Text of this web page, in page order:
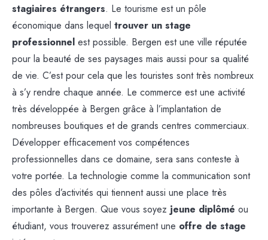
stagiaires étrangers. Le tourisme est un pôle
économique dans lequel trouver un stage
professionnel est possible. Bergen est une ville réputée
pour la beauté de ses paysages mais aussi pour sa qualité
de vie. C’est pour cela que les touristes sont très nombreux
à s’y rendre chaque année. Le commerce est une activité
très développée à Bergen grâce à l’implantation de
nombreuses boutiques et de grands centres commerciaux.
Développer efficacement vos compétences
professionnelles dans ce domaine, sera sans conteste à
votre portée. La technologie comme la communication sont
des pôles d’activités qui tiennent aussi une place très
importante à Bergen. Que vous soyez jeune diplômé ou
étudiant, vous trouverez assurément une offre de stage